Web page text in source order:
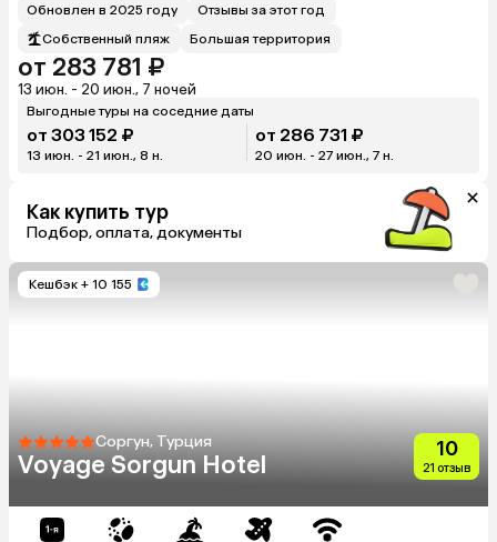
Обновлен в 2025 году
Отзывы за этот год
Собственный пляж
Большая территория
от 283 781 ₽
13 июн. - 20 июн., 7 ночей
Выгодные туры на соседние даты
от 303 152 ₽
13 июн. - 21 июн., 8 н.
от 286 731 ₽
20 июн. - 27 июн., 7 н.
Как купить тур
Подбор, оплата, документы
Кешбэк + 10 155
Соргун, Турция
Voyage Sorgun Hotel
10
21 отзыв